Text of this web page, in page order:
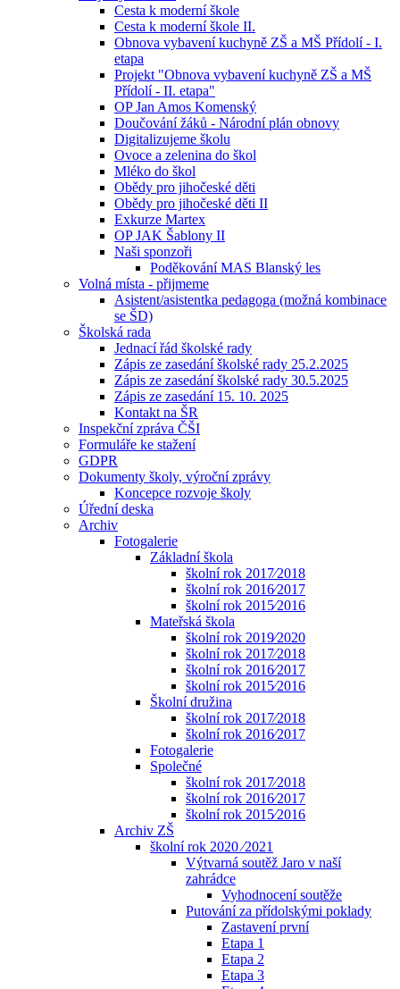
Cesta k moderní škole
Cesta k moderní škole II.
Obnova vybavení kuchyně ZŠ a MŠ Přídolí - I.
etapa
Projekt "Obnova vybavení kuchyně ZŠ a MŠ
Přídolí - II. etapa"
OP Jan Amos Komenský
Doučování žáků - Národní plán obnovy
Digitalizujeme školu
Ovoce a zelenina do škol
Mléko do škol
Obědy pro jihočeské děti
Obědy pro jihočeské děti II
Exkurze Martex
OP JAK Šablony II
Naši sponzoři
Poděkování MAS Blanský les
Volná místa - přijmeme
Asistent/asistentka pedagoga (možná kombinace
se ŠD)
Školská rada
Jednací řád školské rady
Zápis ze zasedání školské rady 25.2.2025
Zápis ze zasedání školské rady 30.5.2025
Zápis ze zasedání 15. 10. 2025
Kontakt na ŠR
Inspekční zpráva ČŠI
Formuláře ke stažení
GDPR
Dokumenty školy, výroční zprávy
Koncepce rozvoje školy
Úřední deska
Archiv
Fotogalerie
Základní škola
školní rok 2017⁄2018
školní rok 2016⁄2017
školní rok 2015⁄2016
Mateřská škola
školní rok 2019⁄2020
školní rok 2017⁄2018
školní rok 2016⁄2017
školní rok 2015⁄2016
Školní družina
školní rok 2017⁄2018
školní rok 2016⁄2017
Fotogalerie
Společné
školní rok 2017⁄2018
školní rok 2016⁄2017
školní rok 2015⁄2016
Archiv ZŠ
školní rok 2020 ⁄2021
Výtvarná soutěž Jaro v naší
zahrádce
Vyhodnocení soutěže
Putování za přídolskými poklady
Zastavení první
Etapa 1
Etapa 2
Etapa 3